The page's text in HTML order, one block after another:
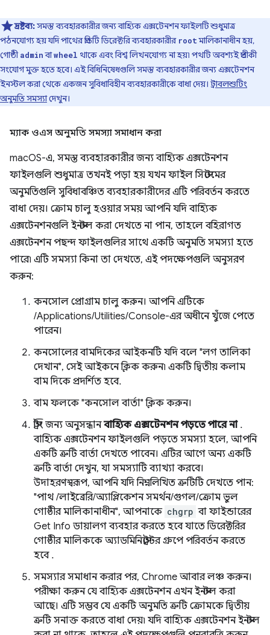
দ্রষ্টব্য:সমস্ত ব্যবহারকারীর জন্য বাহ্যিক এক্সটেনশন ফাইলটি শুধুমাত্র
পঠনযোগ্য হয় যদি পাথের প্রতিটি ডিরেক্টরি ব্যবহারকারীর rootমালিকানাধীন হয়,
গোষ্ঠীadminবাwheel থাকে এবং বিশ্ব লিখনযোগ্য না হয়৷ পথটি অবশ্যই প্রতীকী
সংযোগ মুক্ত হতে হবে। এই বিধিনিষেধগুলি সমস্ত ব্যবহারকারীর জন্য এক্সটেনশন
ইনস্টল করা থেকে একজন সুবিধাবিহীন ব্যবহারকারীকে বাধা দেয়। ট্রাবলশুটিং
অনুমতি সমস্যাদেখুন।
ম্যাক ওএস অনুমতি সমস্যা সমাধান করা
macOS-এ, সমস্ত ব্যবহারকারীর জন্য বাহ্যিক এক্সটেনশন
ফাইলগুলি শুধুমাত্র তখনই পড়া হয় যখন ফাইল সিস্টেমের
অনুমতিগুলি সুবিধাবঞ্চিত ব্যবহারকারীদের এটি পরিবর্তন করতে
বাধা দেয়। ক্রোম চালু হওয়ার সময় আপনি যদি বাহ্যিক
এক্সটেনশনগুলি ইনস্টল করা দেখতে না পান, তাহলে বহিরাগত
এক্সটেনশন পছন্দ ফাইলগুলির সাথে একটি অনুমতি সমস্যা হতে
পারে৷ এটি সমস্যা কিনা তা দেখতে, এই পদক্ষেপগুলি অনুসরণ
করুন:
কনসোল প্রোগ্রাম চালু করুন। আপনি এটিকে
/Applications/Utilities/Console-এর অধীনে খুঁজে পেতে
পারেন।
কনসোলের বামদিকের আইকনটি যদি বলে "লগ তালিকা
দেখান", সেই আইকনে ক্লিক করুন৷ একটি দ্বিতীয় কলাম
বাম দিকে প্রদর্শিত হবে.
বাম ফলকে "কনসোল বার্তা" ক্লিক করুন।
স্ট্রিং জন্য অনুসন্ধানবাহ্যিক এক্সটেনশন পড়তে পারে না.
বাহ্যিক এক্সটেনশন ফাইলগুলি পড়তে সমস্যা হলে, আপনি
একটি ত্রুটি বার্তা দেখতে পাবেন। এটির আগে অন্য একটি
ত্রুটি বার্তা দেখুন, যা সমস্যাটি ব্যাখ্যা করবে।
উদাহরণস্বরূপ, আপনি যদি নিম্নলিখিত ত্রুটিটি দেখতে পান:
"পাথ /লাইব্রেরি/অ্যাপ্লিকেশন সমর্থন/গুগল/ক্রোম ভুল
গোষ্ঠীর মালিকানাধীন", আপনাকে chgrp বা ফাইন্ডারের
Get Info ডায়ালগ ব্যবহার করতে হবে যাতে ডিরেক্টরির
গোষ্ঠীর মালিককে অ্যাডমিনিস্ট্রেটর গ্রুপে পরিবর্তন করতে
হবে .
সমস্যার সমাধান করার পর, Chrome আবার লঞ্চ করুন।
পরীক্ষা করুন যে বাহ্যিক এক্সটেনশন এখন ইনস্টল করা
আছে। এটি সম্ভব যে একটি অনুমতি ত্রুটি ক্রোমকে দ্বিতীয়
ত্রুটি সনাক্ত করতে বাধা দেয়৷ যদি বাহ্যিক এক্সটেনশন ইনস্টল